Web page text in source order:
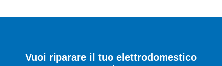
Vuoi riparare il tuo elettrodomestico